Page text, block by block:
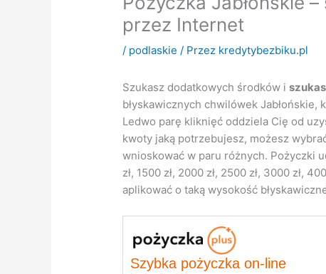
przez Internet
/ podlaskie / Przez kredytybezbiku.pl
Szukasz dodatkowych środków i
błyskawicznych chwilówek
Ledwo parę kliknięć oddziela Cię od
kwoty jaką potrzebujesz, możesz
wnioskować w paru różnych. Pożyczki
zł, 1500 zł, 2000 zł, 2500 zł, 3000 zł,
aplikować o taką wysokość
Szybka pożyczka on-line